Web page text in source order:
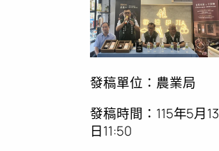
發稿單位：農業局
發稿時間：115年5月13
日11:50